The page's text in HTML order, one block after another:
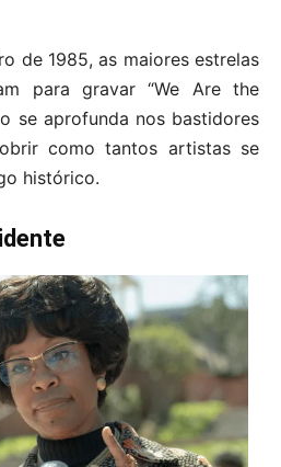
de 1985, as maiores estrelas
para gravar “We Are the
se aprofunda nos bastidores
como tantos artistas se
histórico.